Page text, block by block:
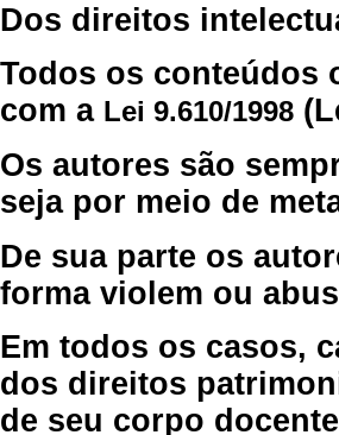
Dos direitos
Todos os conteúdos
com a Lei 9.610/1998
Os autores são
seja por meio de
De sua parte os
forma violem ou
Em todos os casos,
dos direitos
de seu corpo